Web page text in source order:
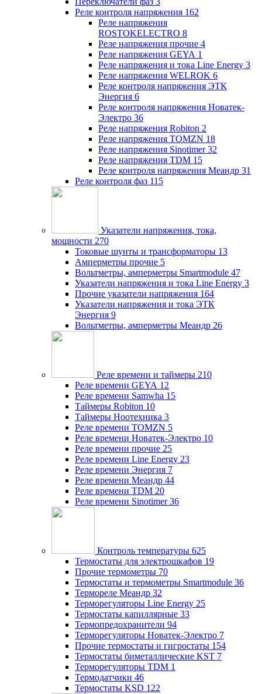
Реле контроля напряжения 162
Реле напряжения
ROSTOKELECTRO 8
Реле напряжения прочие 4
Реле напряжения GEYA 1
Реле напряжения и тока Line Energy 3
Реле напряжения WELROK 6
Реле контроля напряжения ЭТК
Энергия 6
Реле контроля напряжения Новатек-
Электро 36
Реле напряжения Robiton 2
Реле напряжения TOMZN 18
Реле напряжения Sinotimer 32
Реле напряжения TDM 15
Реле контроля напряжения Меандр 31
Реле контроля фаз 115
Указатели напряжения, тока,
мощности 270
Токовые шунты и трансформаторы 13
Амперметры прочие 5
Вольтметры, амперметры Smartmodule 47
Указатели напряжения и тока Line Energy 3
Прочие указатели напряжения 164
Указатели напряжения и тока ЭТК
Энергия 9
Вольтметры, амперметры Меандр 26
Реле времени и таймеры 210
Реле времени GEYA 12
Реле времени Samwha 15
Таймеры Robiton 10
Таймеры Ноотехника 3
Реле времени TOMZN 5
Реле времени Новатек-Электро 10
Реле времени прочие 25
Реле времени Line Energy 23
Реле времени Энергия 7
Реле времени Меандр 44
Реле времени TDM 20
Реле времени Sinotimer 36
Контроль температуры 625
Термостаты для электрошкафов 19
Прочие термометры 70
Термостаты и термометры Smartmodule 36
Термореле Меандр 32
Терморегуляторы Line Energy 25
Термостаты капиллярные 33
Термопредохранители 94
Терморегуляторы Новатек-Электро 7
Прочие термостаты и гигростаты 154
Термостаты биметаллические KST 7
Терморегуляторы TDM 1
Термодатчики 46
Термостаты KSD 122